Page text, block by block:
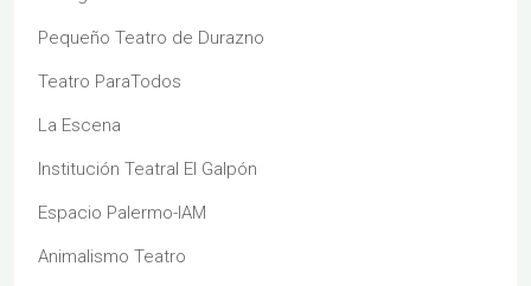
Pequeño Teatro de Durazno
Teatro ParaTodos
La Escena
Institución Teatral El Galpón
Espacio Palermo-IAM
Animalismo Teatro